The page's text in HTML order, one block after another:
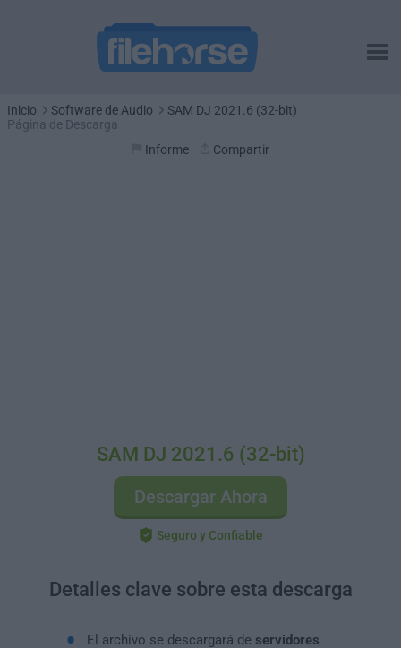
Inicio Software de Audio
SAM DJ 2021.6 (32-bit)
Página de Descarga
Informe
Compartir
SAM DJ 2021.6 (32-bit)
Descargar Ahora
Seguro y Confiable
Detalles clave sobre esta descarga
El archivo se descargará de servidores